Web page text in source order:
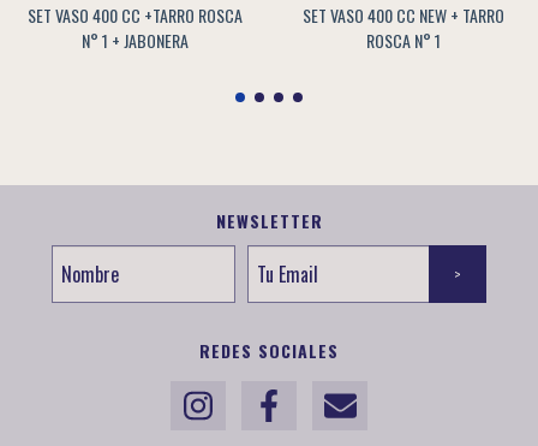
SET VASO 400 CC +TARRO ROSCA
N° 1 + JABONERA
SET VASO 400 CC NEW + TARRO
ROSCA N° 1
NEWSLETTER
REDES SOCIALES